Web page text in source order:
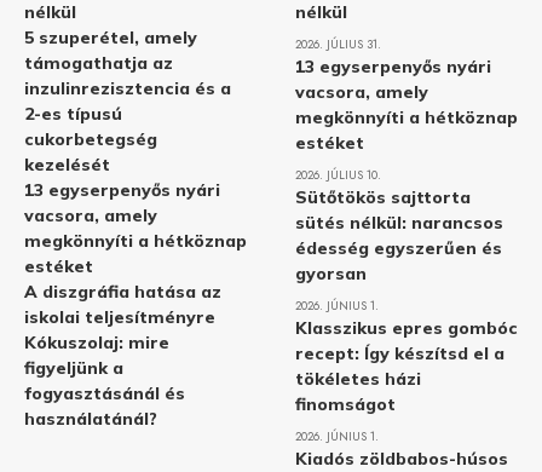
nélkül
5 szuperétel, amely
támogathatja az
inzulinrezisztencia és a
2-es típusú
cukorbetegség
kezelését
13 egyserpenyős nyári
vacsora, amely
megkönnyíti a hétköznap
estéket
A diszgráfia hatása az
iskolai teljesítményre
Kókuszolaj: mire
figyeljünk a
fogyasztásánál és
használatánál?
nélkül
2026. JÚLIUS 31.
13 egyserpenyős nyári
vacsora, amely
megkönnyíti a hétköznap
estéket
2026. JÚLIUS 10.
Sütőtökös sajttorta
sütés nélkül: narancsos
édesség egyszerűen és
gyorsan
2026. JÚNIUS 1.
Klasszikus epres gombóc
recept: Így készítsd el a
tökéletes házi
finomságot
2026. JÚNIUS 1.
Kiadós zöldbabos-húsos